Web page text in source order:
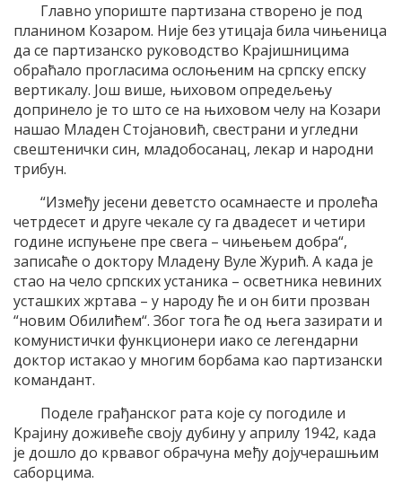
Главно упориште партизана створено је под
планином Козаром. Није без утицаја била чињеница
да се партизанско руководство Крајишницима
обраћало прогласима ослоњеним на српску епску
вертикалу. Још више, њиховом опредељењу
допринело је то што се на њиховом челу на Козари
нашао Младен Стојановић, свестрани и угледни
свештенички син, младобосанац, лекар и народни
трибун.
“Између јесени деветсто осамнаесте и пролећа
четрдесет и друге чекале су га двадесет и четири
године испуњене пре свега – чињењем добра“,
записаће о доктору Младену Вуле Журић. А када је
стао на чело српских устаника – осветника невиних
усташких жртава – у народу ће и он бити прозван
“новим Обилићем“. Због тога ће од њега зазирати и
комунистички функционери иако се легендарни
доктор истакао у многим борбама као партизански
командант.
Поделе грађанског рата које су погодиле и
Крајину доживеће своју дубину у априлу 1942, када
је дошло до крвавог обрачуна међу дојучерашњим
саборцима.